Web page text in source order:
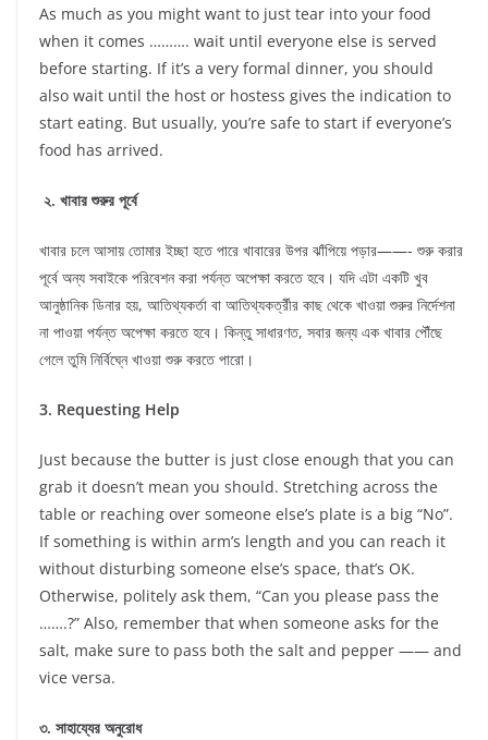
As much as you might want to just tear into your food
when it comes ………. wait until everyone else is served
before starting. If it’s a very formal dinner, you should
also wait until the host or hostess gives the indication to
start eating. But usually, you’re safe to start if everyone’s
food has arrived.
২. খাবার শুরুর পূর্বে
খাবার চলে আসায় তোমার ইচ্ছা হতে পারে খাবারের উপর ঝাঁপিয়ে পড়ার——- শুরু করার
পূর্বে অন্য সবাইকে পরিবেশন করা পর্যন্ত অপেক্ষা করতে হবে। যদি এটা একটি খুব
আনুষ্ঠানিক ডিনার হয়, আতিথ্যকর্তা বা আতিথ্যকর্ত্রীর কাছ থেকে খাওয়া শুরুর নির্দেশনা
না পাওয়া পর্যন্ত অপেক্ষা করতে হবে। কিন্তু সাধারণত, সবার জন্য এক খাবার পৌঁছে
গেলে তুমি নির্বিঘ্নে খাওয়া শুরু করতে পারো।
3. Requesting Help
Just because the butter is just close enough that you can
grab it doesn’t mean you should. Stretching across the
table or reaching over someone else’s plate is a big “No”.
If something is within arm’s length and you can reach it
without disturbing someone else’s space, that’s OK.
Otherwise, politely ask them, “Can you please pass the
…….?” Also, remember that when someone asks for the
salt, make sure to pass both the salt and pepper —— and
vice versa.
৩. সাহায্যের অনুরোধ